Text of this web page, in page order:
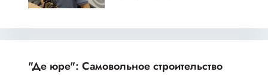
"Де юре": Самовольное строительство